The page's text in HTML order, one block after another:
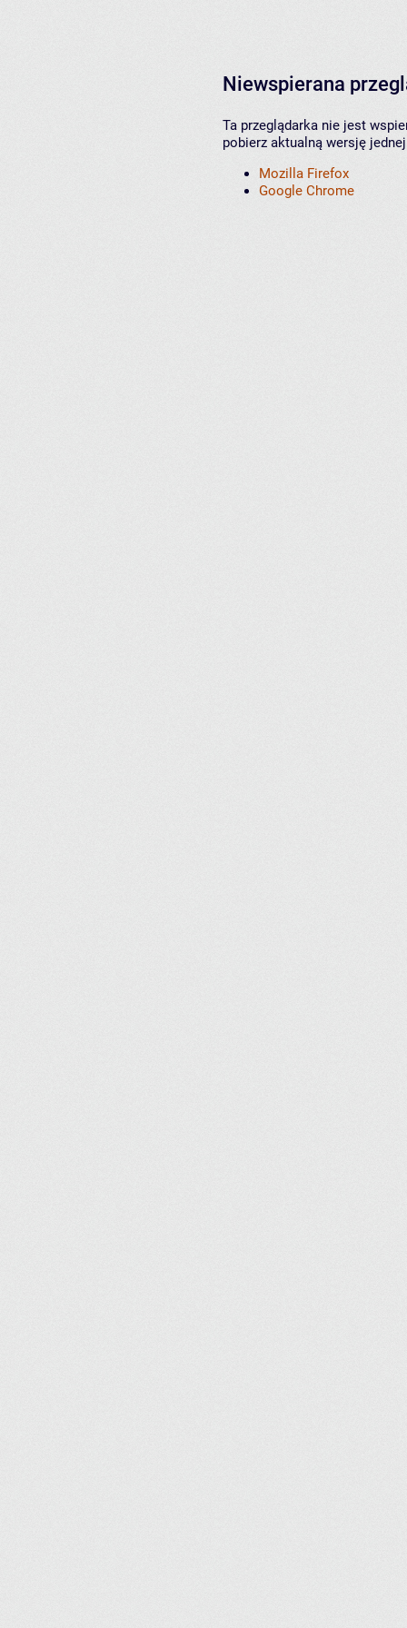
Niewspierana
Ta przeglądarka nie jest
pobierz aktualną wersję
Mozilla Firefox
Google Chrome